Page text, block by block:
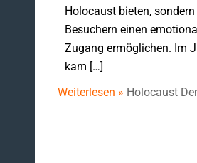
Holocaust bieten, sondern
Besuchern einen
Zugang ermöglichen. Im
kam […]
Weiterlesen » Holocaust